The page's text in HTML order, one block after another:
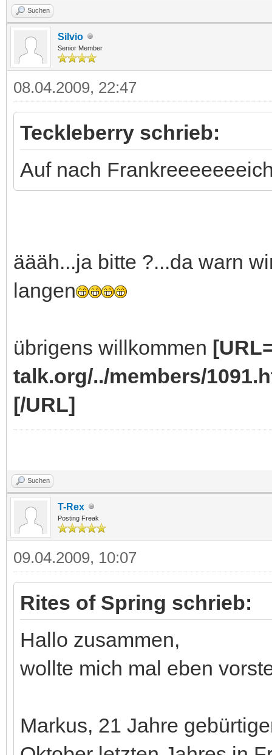
Suchen
Silvio
Senior Member
08.04.2009, 22:47
Teckleberry schrieb:
Auf nach
äääh...ja bitte ?...da warn
langen
übrigens willkommen
talk.org/../members/
[/URL]
Suchen
T-Rex
Posting Freak
09.04.2009, 10:07
Rites of Spring schrieb:
Hallo zusammen,
wollte mich mal eben
Markus, 21 Jahre